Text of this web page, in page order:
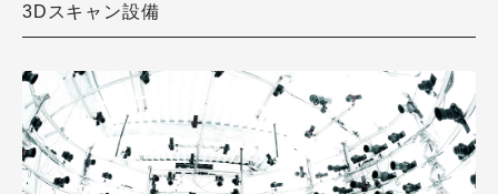
3Dスキャン設備